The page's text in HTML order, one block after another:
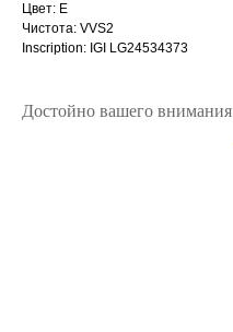
Цвет: E
Чистота: VVS2
Inscription: IGI LG24534373
Достойно вашего внимания